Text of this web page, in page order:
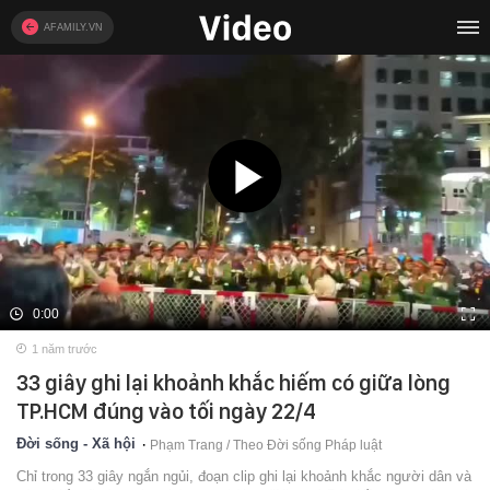
AFAMILY.VN
0:00
1 năm trước
33 giây ghi lại khoảnh khắc hiếm có giữa lòng
TP.HCM đúng vào tối ngày 22/4
Đời sống - Xã hội Phạm Trang / Theo Đời sống Pháp luật
Chỉ trong 33 giây ngắn ngủi, đoạn clip ghi lại khoảnh khắc người dân và